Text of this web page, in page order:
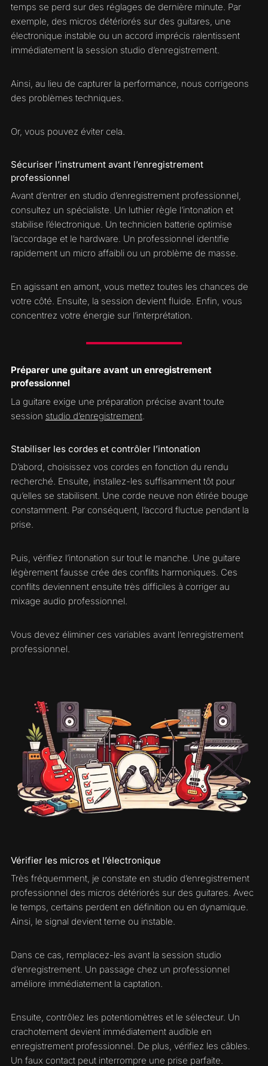
temps se perd sur des réglages de dernière minute. Par
exemple, des micros détériorés sur des guitares, une
électronique instable ou un accord imprécis ralentissent
immédiatement la session studio d’enregistrement.
Ainsi, au lieu de capturer la performance, nous corrigeons
des problèmes techniques.
Or, vous pouvez éviter cela.
Sécuriser l’instrument avant l’enregistrement
professionnel
Avant d’entrer en studio d’enregistrement professionnel,
consultez un spécialiste. Un luthier règle l’intonation et
stabilise l’électronique. Un technicien batterie optimise
l’accordage et le hardware. Un professionnel identifie
rapidement un micro affaibli ou un problème de masse.
En agissant en amont, vous mettez toutes les chances de
votre côté. Ensuite, la session devient fluide. Enfin, vous
concentrez votre énergie sur l’interprétation.
Préparer une guitare avant un enregistrement
professionnel
La guitare exige une préparation précise avant toute
session studio d’enregistrement.
Stabiliser les cordes et contrôler l’intonation
D’abord, choisissez vos cordes en fonction du rendu
recherché. Ensuite, installez-les suffisamment tôt pour
qu’elles se stabilisent. Une corde neuve non étirée bouge
constamment. Par conséquent, l’accord fluctue pendant la
prise.
Puis, vérifiez l’intonation sur tout le manche. Une guitare
légèrement fausse crée des conflits harmoniques. Ces
conflits deviennent ensuite très difficiles à corriger au
mixage audio professionnel.
Vous devez éliminer ces variables avant l’enregistrement
professionnel.
Vérifier les micros et l’électronique
Très fréquemment, je constate en studio d’enregistrement
professionnel des micros détériorés sur des guitares. Avec
le temps, certains perdent en définition ou en dynamique.
Ainsi, le signal devient terne ou instable.
Dans ce cas, remplacez-les avant la session studio
d’enregistrement. Un passage chez un professionnel
améliore immédiatement la captation.
Ensuite, contrôlez les potentiomètres et le sélecteur. Un
crachotement devient immédiatement audible en
enregistrement professionnel. De plus, vérifiez les câbles.
Un faux contact peut interrompre une prise parfaite.